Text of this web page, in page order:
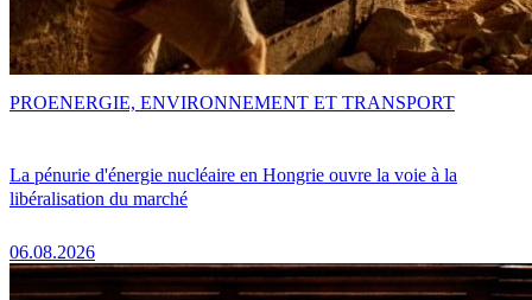
La pénurie d'énergie nucléaire en Hongrie ouvre la voie à la
libéralisation du marché
06.08.2026
PROENERGIE, ENVIRONNEMENT ET TRANSPORT